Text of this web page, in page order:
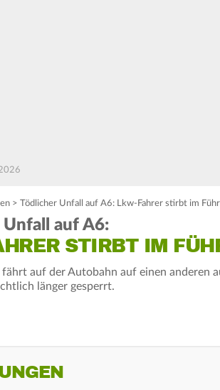
> Tödlicher Unfall auf A6: Lkw-Fahrer stirbt im
auf A6:
STIRBT IM
fährt auf der Autobahn auf einen anderen
länger gesperrt.